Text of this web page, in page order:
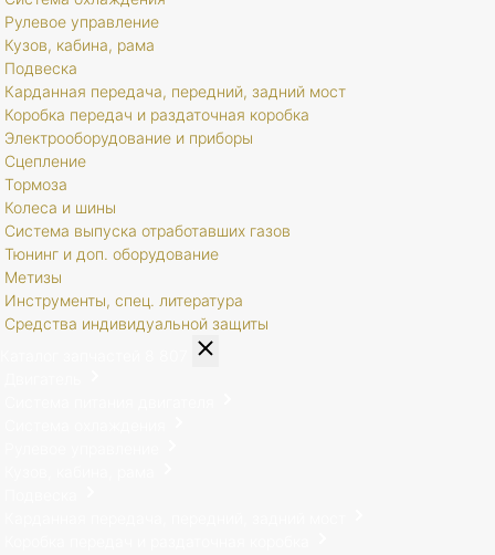
Рулевое управление
Кузов, кабина, рама
Подвеска
Карданная передача, передний, задний мост
Коробка передач и раздаточная коробка
Электрооборудование и приборы
Сцепление
Тормоза
Колеса и шины
Система выпуска отработавших газов
Тюнинг и доп. оборудование
Метизы
Инструменты, спец. литература
Средства индивидуальной защиты